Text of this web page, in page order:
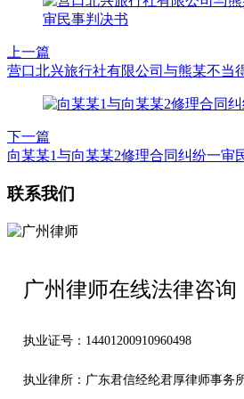
上一篇
营口北兴旅行社有限公司与熊某不当
下一篇
向某某1与向某某2修理合同纠纷一审
联系我们
广州律师在线法律咨询
执业证号：14401200910960498
执业律所：广东君信经纶君厚律师事务